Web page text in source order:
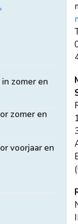
zomer en
zomer en
voorjaar en